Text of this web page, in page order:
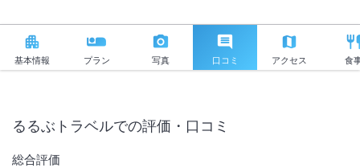
基本情報 プラン 写真 口コミ アクセス 食
るるぶトラベルでの評価・口コミ
総合評価